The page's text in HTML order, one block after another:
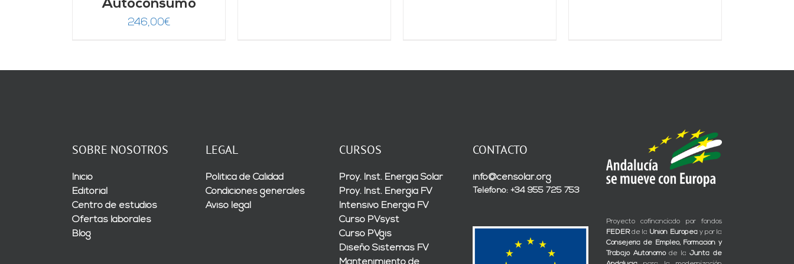
Autoconsumo
246,00€
SOBRE NOSOTROS
Inicio
Editorial
Centro de estudios
Ofertas laborales
Blog
LEGAL
Política de Calidad
Condiciones generales
Aviso legal
CURSOS
Proy. Inst. Energía Solar
Proy. Inst. Energía FV
Intensivo Energía FV
Curso PVsyst
Curso PVgis
Diseño Sistemas FV
CONTACTO
info@censolar.org
Teléfono: +34 955 725 753
Proyecto cofinanciado por fondos
FEDERde la Unión Europeay por la
Consejería de Empleo, Formación y
Trabajo Autónomode laJunta de